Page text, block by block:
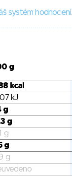
systém hodnocení.
g
kcal
kJ
g
g
g
g
g